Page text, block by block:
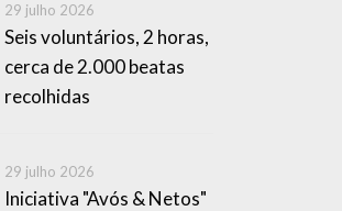
29 julho 2026
Seis voluntários, 2 horas,
cerca de 2.000 beatas
recolhidas
29 julho 2026
Iniciativa "Avós & Netos"